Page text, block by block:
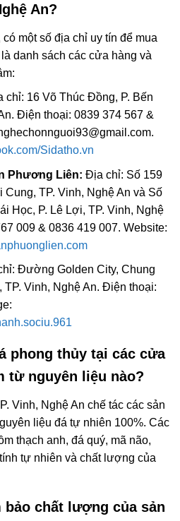
An?
một số địa chỉ uy tín để mua
danh sách các cửa hàng và
chỉ: 16 Võ Thúc Đồng, P. Bến
Điện thoại: 0839 374 567 &
Sidatho.vn
Phương Liên: Địa chỉ: Số 159
TP. Vinh, Nghệ An và Số
Học, P. Lê Lợi, TP. Vinh, Nghệ
009 & 0836 419 007. Website:
Đường Golden City, Chung
TP. Vinh, Nghệ An. Điện thoại:
phong thủy tại các cửa
từ nguyên liệu nào?
Vinh, Nghệ An chế tác các sản
liệu đá tự nhiên 100%. Các
thạch anh, đá quý, mã não,
tự nhiên và chất lượng của
bảo chất lượng của sản